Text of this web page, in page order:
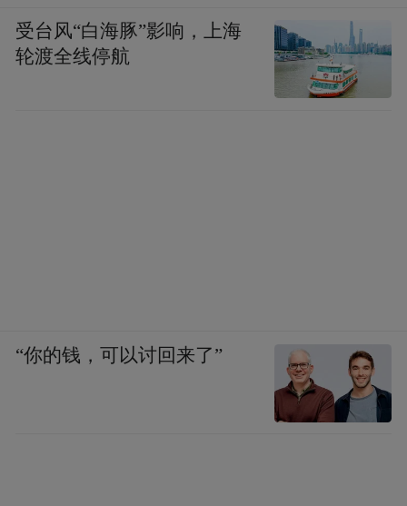
受台风“白海豚”影响，上海
轮渡全线停航
“你的钱，可以讨回来了”